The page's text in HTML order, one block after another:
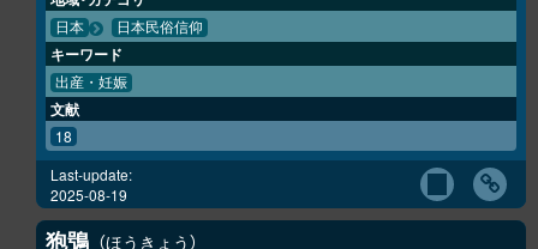
日本 日本民俗信仰
キーワード
出産・妊娠
文献
18
Last-update:
2025-08-19
狍鴞 ほうきょう